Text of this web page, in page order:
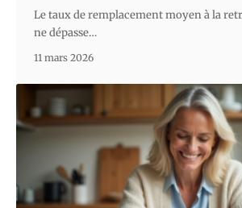
Le taux de remplacement moyen à la
ne dépasse…
11 mars 2026